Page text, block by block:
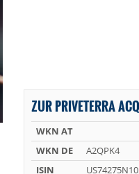
ZUR PRIVETERRA
WKN AT
WKN DE
A2QPK4
ISIN